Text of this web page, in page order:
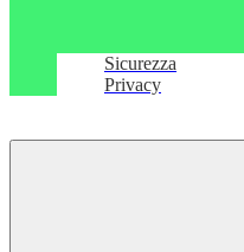
Sicurezza
Privacy